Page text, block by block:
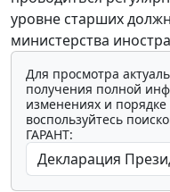
уровне старших
министерства
Для просмотра
получения полной
изменениях и
воспользуйтесь
ГАРАНТ: